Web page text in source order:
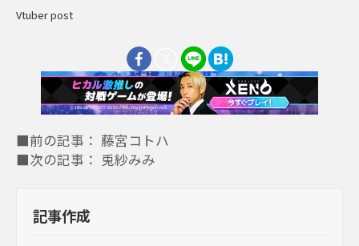
Vtuber post
■前の記事： 藤宮コトハ
■次の記事： 兎紗みみ
記事作成